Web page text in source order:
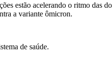
estão acelerando o ritmo das
a variante ômicron.
de saúde.